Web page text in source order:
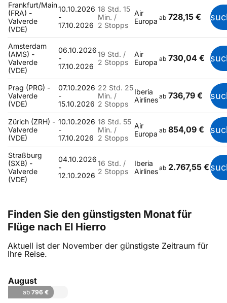
Frankfurt/Main
(FRA) -
Valverde
(VDE)
10.10.2026
-
17.10.2026
18 Std. 15
Min. /
2 Stopps
Air
Europa ab 728,15 €
Amsterdam
(AMS) -
Valverde
(VDE)
06.10.2026
-
17.10.2026
19 Std. /
2 Stopps
Air
Europa ab 730,04 €
Prag (PRG) -
Valverde
(VDE)
07.10.2026
-
15.10.2026
22 Std. 25
Min. /
2 Stopps
Iberia
Airlinesab 736,79 €
Zürich (ZRH) -
Valverde
(VDE)
10.10.2026
-
17.10.2026
18 Std. 55
Min. /
2 Stopps
Air
Europa ab 854,09 €
Straßburg
(SXB) -
Valverde
(VDE)
04.10.2026
-
12.10.2026
16 Std. /
2 Stopps
Iberia
Airlinesab 2.767,55 €
Finden Sie den günstigsten Monat für
Flüge nach El Hierro
Aktuell ist der November der günstigste Zeitraum für
Ihre Reise.
August
ab 796 €